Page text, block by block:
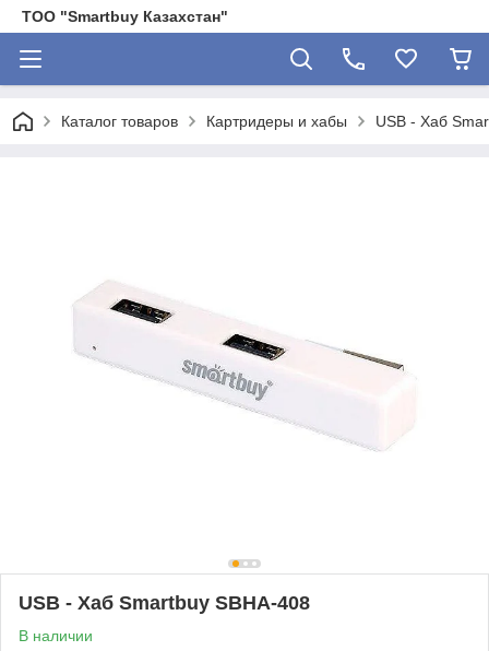
ТОО "Smartbuy Казахстан"
Каталог товаров Картридеры и хабы USB - Xaб
USB - Xaб Smartbuy SBHA-408
В наличии